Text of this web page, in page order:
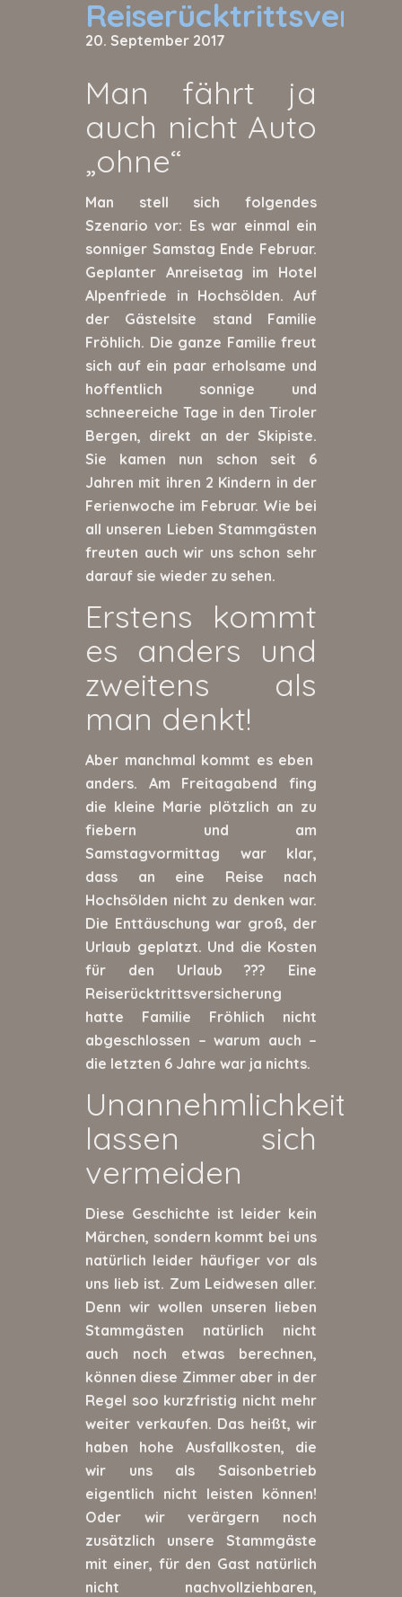
20. September 2017
Man fährt ja
auch nicht Auto
„ohne“
Man stell sich folgendes
Szenario vor: Es war einmal ein
sonniger Samstag Ende Februar.
Geplanter Anreisetag im Hotel
Alpenfriede in Hochsölden. Auf
der Gästelsite stand Familie
Fröhlich. Die ganze Familie freut
sich auf ein paar erholsame und
hoffentlich sonnige und
schneereiche Tage in den Tiroler
Bergen, direkt an der Skipiste.
Sie kamen nun schon seit 6
Jahren mit ihren 2 Kindern in der
Ferienwoche im Februar. Wie bei
all unseren Lieben Stammgästen
freuten auch wir uns schon sehr
darauf sie wieder zu sehen.
Erstens kommt
es anders und
zweitens als
man denkt!
Aber manchmal kommt es eben
anders. Am Freitagabend fing
die kleine Marie plötzlich an zu
fiebern und am
Samstagvormittag war klar,
dass an eine Reise nach
Hochsölden nicht zu denken war.
Die Enttäuschung war groß, der
Urlaub geplatzt. Und die Kosten
für den Urlaub ??? Eine
Reiserücktrittsversicherung
hatte Familie Fröhlich nicht
abgeschlossen – warum auch –
die letzten 6 Jahre war ja nichts.
Unannehmlichkeiten
lassen sich
vermeiden
Diese Geschichte ist leider kein
Märchen, sondern kommt bei uns
natürlich leider häufiger vor als
uns lieb ist. Zum Leidwesen aller.
Denn wir wollen unseren lieben
Stammgästen natürlich nicht
auch noch etwas berechnen,
können diese Zimmer aber in der
Regel soo kurzfristig nicht mehr
weiter verkaufen. Das heißt, wir
haben hohe Ausfallkosten, die
wir uns als Saisonbetrieb
eigentlich nicht leisten können!
Oder wir verärgern noch
zusätzlich unsere Stammgäste
mit einer, für den Gast natürlich
nicht nachvollziehbaren,